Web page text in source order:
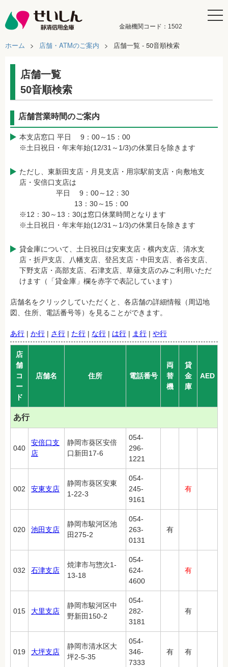
金融機関コード：1502
ホーム 店舗・ATMのご案内 店舗一覧 - 50音順検索
店舗一覧
50音順検索
店舗営業時間のご案内
本支店窓口 平日 9：00～15：00
※土日祝日・年末年始(12/31～1/3)の休業日を除きます
ただし、東新田支店・月見支店・用宗駅前支店・向敷地支
店・安倍口支店は
平日 9：00～12：30
13：30～15：00
※12：30～13：30は窓口休業時間となります
※土日祝日・年末年始(12/31～1/3)の休業日を除きます
貸金庫について、土日祝日は安東支店・横内支店、清水支
店・折戸支店、八幡支店、登呂支店・中田支店、沓谷支店、
下野支店・高部支店、石津支店、草薙支店のみご利用いただ
けます（「貸金庫」欄を赤字で表記しています）
店舗名をクリックしていただくと、各店舗の詳細情報（周辺地
図、住所、電話番号等）を見ることができます。
あ行 | か行 | さ行 | た行 | な行 | は行 | ま行 | や行
店
舗
コ
ー
ド
店舗名 住所 電話番号
両
替
機
貸
金
庫
AED
あ行
040
安倍口支
店
静岡市葵区安倍
口新田17-6
054-
296-
1221
002 安東支店
静岡市葵区安東
1-22-3
054-
245-
9161
有
020 池田支店
静岡市駿河区池
田275-2
054-
263-
0131
有
032 石津支店
焼津市与惣次1-
13-18
054-
624-
4600
有
015 大里支店
静岡市駿河区中
野新田150-2
054-
282-
3181
有
019 大坪支店
静岡市清水区大
坪2-5-35
054-
346-
7333
有 有